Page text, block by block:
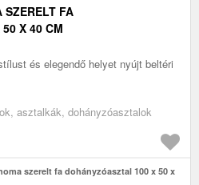
SZERELT FA
X 40 CM
és elegendő helyet nyújt beltéri
asztalkák, dohányzóasztalok
szerelt fa dohányzóasztal 100 x 50 x